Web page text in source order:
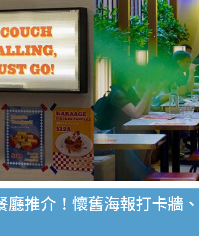
推介！懷舊海報打卡牆